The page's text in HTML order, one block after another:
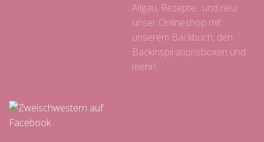
Allgäu, Rezepte, und neu:
unser Onlineshop mit
unserem Backbuch, den
Backinspirationsboxen und
mehr!